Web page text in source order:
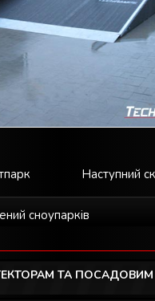
Наступний
cноупарків
ТА